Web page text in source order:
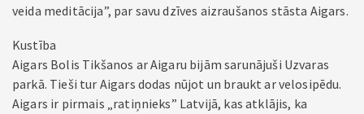
veida meditācija”, par savu dzīves aizraušanos stāsta Aigars.
Kustība
Aigars Bolis Tikšanos ar Aigaru bijām sarunājuši Uzvaras
parkā. Tieši tur Aigars dodas nūjot un braukt ar velosipēdu.
Aigars ir pirmais „ratiņnieks” Latvijā, kas atklājis, ka